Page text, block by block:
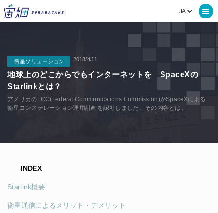
衛星ソリューション 2018/4/11
地球上のどこからでもインターネットを SpaceXの
Starlinkとは？
アメリカのFCC(Federal Communications Commission)がSpaceXによる
衛星コンステレーション運用計画を認可しました。その内容とは。
INDEX
Starlink概要
衛星通信によるメリット・デメリット